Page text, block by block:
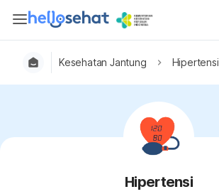
Kesehatan Jantung Hipertensi
Hipertensi